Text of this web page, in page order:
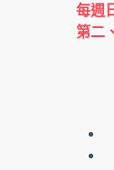
每週
第二